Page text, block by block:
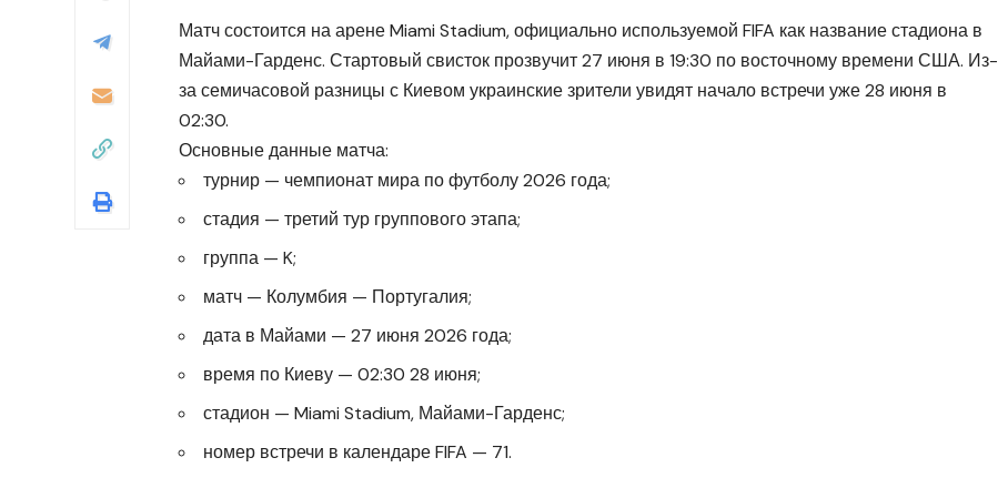
Матч состоится на арене Miami Stadium, официально используемой FIFA как название стадиона в
Майами-Гарденс. Стартовый свисток прозвучит 27 июня в 19:30 по восточному времени США. Из-
за семичасовой разницы с Киевом украинские зрители увидят начало встречи уже 28 июня в
02:30.
Основные данные матча:
турнир — чемпионат мира по футболу 2026 года;
стадия — третий тур группового этапа;
группа — K;
матч — Колумбия — Португалия;
дата в Майами — 27 июня 2026 года;
время по Киеву — 02:30 28 июня;
стадион — Miami Stadium, Майами-Гарденс;
номер встречи в календаре FIFA — 71.